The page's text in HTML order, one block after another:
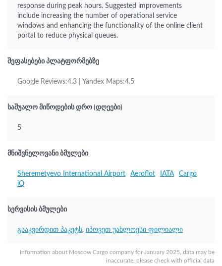
Information about Moscow Cargo company for January 2025, data may be
inaccurate, please check with official data
response during peak hours. Suggested improvements
include increasing the number of operational service
windows and enhancing the functionality of the online client
portal to reduce physical queues.
შეფასებები პლატფორმებზე
Google Reviews:4.3 | Yandex Maps:4.5
საშუალო მიწოდების დრო (დღეები)
5
მნიშვნელოვანი ბმულები
Sheremetyevo International Airport Aeroflot IATA
Cargo
iQ
სერვისის ბმულები
გააკვირდით პაკეტს, იპოვეთ უახლოესი ფილიალი